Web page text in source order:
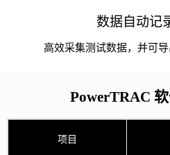
数据自动记
高效采集测试数据，并可导
PowerTRAC
项目